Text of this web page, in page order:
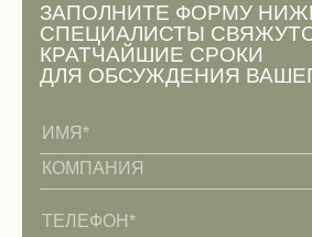
ЗАПОЛНИТЕ ФОРМУ
СПЕЦИАЛИСТЫ
КРАТЧАЙШИЕ СРОКИ
ДЛЯ ОБСУЖДЕНИЯ